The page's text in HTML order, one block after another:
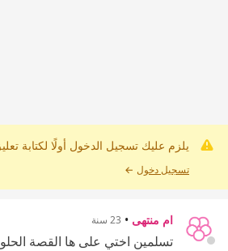
يلزم عليك تسجيل الدخول أولًا لكتابة
تسجيل دخول ←
ام منتهى • 23 سنة
تسلمين اختي على ها القصة